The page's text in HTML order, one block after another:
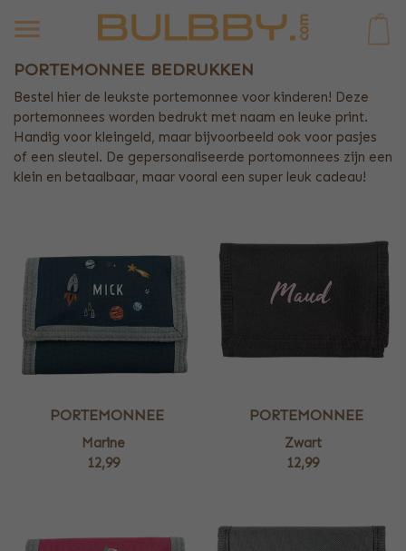
PORTEMONNEE BEDRUKKEN
Bestel hier de leukste portemonnee voor kinderen! Deze
portemonnees worden bedrukt met naam en leuke print.
Handig voor kleingeld, maar bijvoorbeeld ook voor pasjes
of een sleutel. De gepersonaliseerde portomonnees zijn een
klein en betaalbaar, maar vooral een super leuk cadeau!
PORTEMONNEE
Marine
12,99
PORTEMONNEE
Zwart
12,99